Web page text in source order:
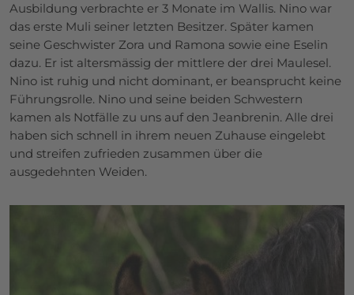
Ausbildung verbrachte er 3 Monate im Wallis. Nino war
das erste Muli seiner letzten Besitzer. Später kamen
seine Geschwister Zora und Ramona sowie eine Eselin
dazu. Er ist altersmässig der mittlere der drei Maulesel.
Nino ist ruhig und nicht dominant, er beansprucht keine
Führungsrolle. Nino und seine beiden Schwestern
kamen als Notfälle zu uns auf den Jeanbrenin. Alle drei
haben sich schnell in ihrem neuen Zuhause eingelebt
und streifen zufrieden zusammen über die
ausgedehnten Weiden.